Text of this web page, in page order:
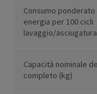
Consumo ponderato
energia per 100 cicli
lavaggio/asciugatura
Capacità nominale
completo (kg)